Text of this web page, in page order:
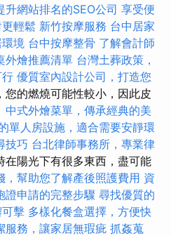
升網站排名的SEO公司 享受便
輕鬆 新竹按摩服務 台中居家
境 台中按摩整骨 了解會計師
外燴推薦清單 台灣土葬政策，
優質室內設計公司，打造您
您的燃燒可能性較小，因此皮
中式外燴菜單，傳承經典的美
單人房設施，適合需要安靜環
技巧 台北律師事務所，專業律
在陽光下有很多東西，盡可能
，幫助您了解產後照護費用 資
證申請的完整步驟 尋找優質的
擊 多樣化餐盒選擇，方便快
服務，讓家居無瑕疵 抓姦蒐